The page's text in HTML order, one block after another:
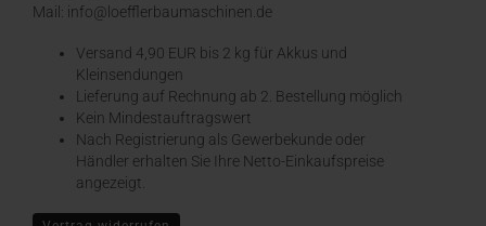
Mail: info@loefflerbaumaschinen.de
Versand 4,90 EUR bis 2 kg für Akkus und
Kleinsendungen
​Lieferung auf Rechnung ab 2. Bestellung möglich
Kein Mindestauftragswert
Nach Registrierung als Gewerbekunde oder
Händler erhalten Sie Ihre Netto-Einkaufspreise
angezeigt.